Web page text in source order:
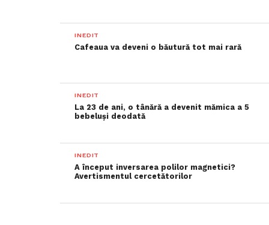
INEDIT
Cafeaua va deveni o băutură tot mai rară
INEDIT
La 23 de ani, o tânără a devenit mămica a 5
bebeluși deodată
INEDIT
A început inversarea polilor magnetici?
Avertismentul cercetătorilor